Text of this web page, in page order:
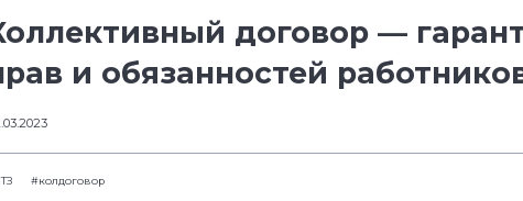
договор —
и обязанностей
#колдоговор